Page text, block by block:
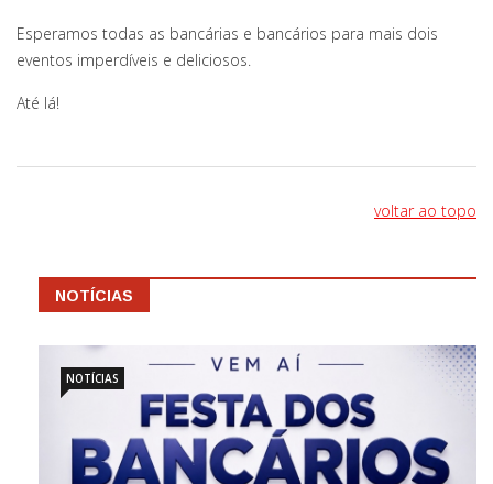
Esperamos todas as bancárias e bancários para mais dois
eventos imperdíveis e deliciosos.
Até lá!
voltar ao topo
NOTÍCIAS
NOTÍCIAS